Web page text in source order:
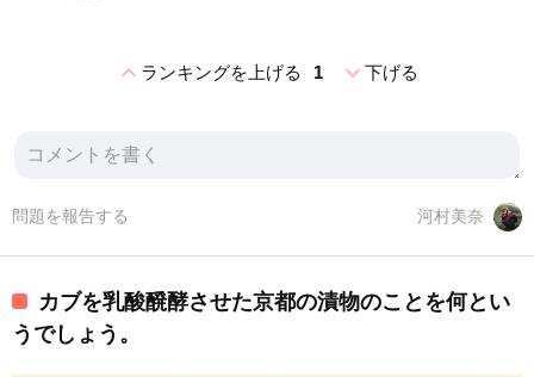
expand_lessランキングを上げる 1 expand_more下げる
河村美奈
問題を報告する
カブを乳酸醗酵させた京都の漬物のことを何とい
うでしょう。